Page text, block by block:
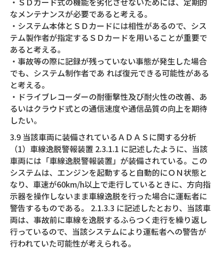
なメンテナンスが必要であると考える。
・システム本体とＳＤカードには相性があるので、シス
テム製作者が指定するＳＤカードを用いることが重要で
あると考える。
・事故等の際に記録が残っていない事態が発生した場合
でも、システム制作者であ れば復元できる可能性がある
と考える。
・ドライブレコーダーの耐衝撃性及び耐火性の改善、あ
るいはクラウド式との通信速度や通信品質の向上を期待
したい。
3.9 当該車両に装備されているＡＤＡＳに関する分析
（1）車線逸脱警報装置 2.3.1.1 に記述したように、当該
車両には「車線逸脱警報装置」が装備されている。この
システムは、エンジンを起動すると自動的にＯＮ状態と
なり、車速が60km/h以上で走行しているときに、方向指
示器を操作しないまま車線逸脱を行った場合に運転者に
警告するものである。 2.1.3.3 に記述したとおり、当該車
両は、事故前に車線を逸脱するふらつく走行を繰り返し
行っているので、当該システムにより運転者への警告が
行われていた可能性が考えられる。